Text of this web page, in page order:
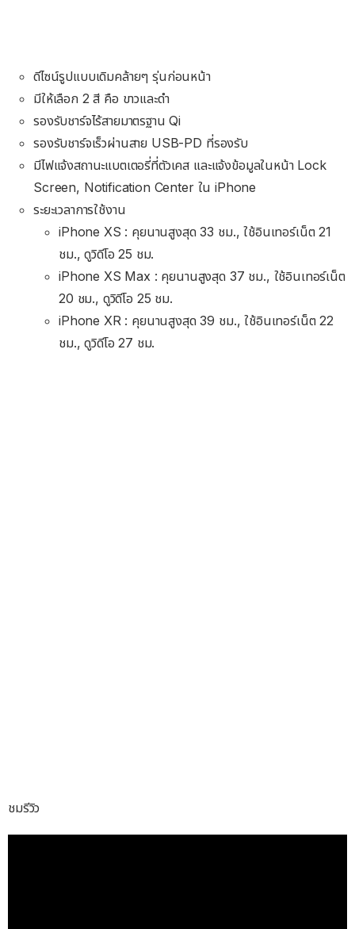
ดีไซน์รูปแบบเดิมคล้ายๆ รุ่นก่อนหน้า
มีให้เลือก 2 สี คือ ขาวและดำ
รองรับชาร์จไร้สายมาตรฐาน Qi
รองรับชาร์จเร็วผ่านสาย USB-PD ที่รองรับ
มีไฟแจ้งสถานะแบตเตอรี่ที่ตัวเคส และแจ้งข้อมูลในหน้า Lock
Screen, Notification Center ใน iPhone
ระยะเวลาการใช้งาน
iPhone XS : คุยนานสูงสุด 33 ชม., ใช้อินเทอร์เน็ต 21
ชม., ดูวิดีโอ 25 ชม.
iPhone XS Max : คุยนานสูงสุด 37 ชม., ใช้อินเทอร์เน็ต
20 ชม., ดูวิดีโอ 25 ชม.
iPhone XR : คุยนานสูงสุด 39 ชม., ใช้อินเทอร์เน็ต 22
ชม., ดูวิดีโอ 27 ชม.
ชมรีวิว